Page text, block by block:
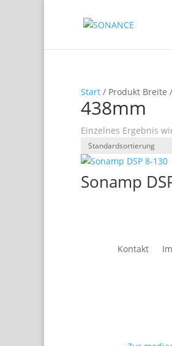
Start / Produkt Breite
438mm
Einzelnes Ergebnis
Sonamp
Kontakt